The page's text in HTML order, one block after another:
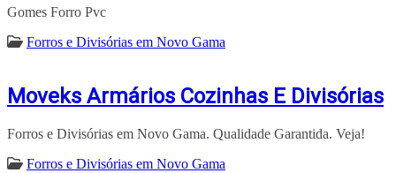
Gomes Forro Pvc
Forros e Divisórias em Novo Gama
Moveks Armários Cozinhas E Divisórias
Forros e Divisórias em Novo Gama. Qualidade Garantida. Veja!
Forros e Divisórias em Novo Gama